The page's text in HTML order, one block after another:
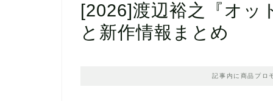
[2026]渡辺裕之『オッ
と新作情報まとめ
記事内に商品プロ